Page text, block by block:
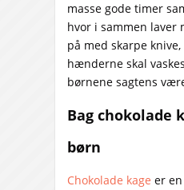
masse gode timer
hvor i sammen laver
på med skarpe
hænderne skal
børnene sagtens
Bag chokolade
børn
Chokolade kage er